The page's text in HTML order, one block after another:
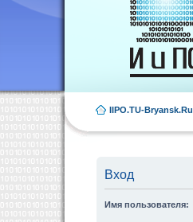
IIPO.TU-Bryansk.Ru
Вход
Имя пользователя: